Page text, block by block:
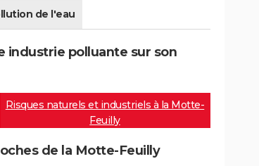
de l'eau
industrie polluante sur son
Risques naturels et industriels à la Motte-
Feuilly
de la Motte-Feuilly